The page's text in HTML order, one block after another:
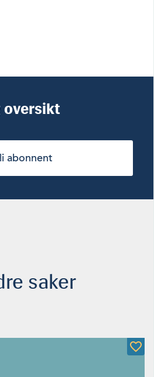
oversikt
abonnent
saker